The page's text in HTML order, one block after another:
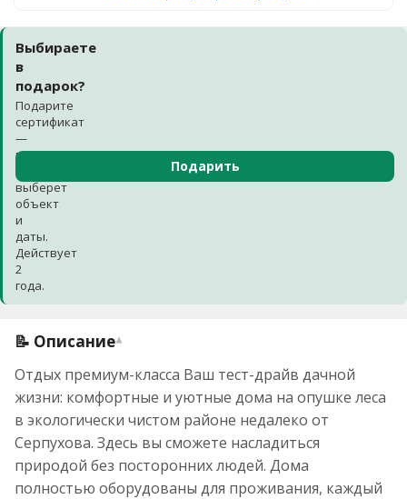
Выбираете
в
подарок?
Подарите
сертификат
—
получатель
выберет
объект
и
даты.
Действует
2
года.
Подарить
📝 Описание▾
Отдых премиум-класса Ваш тест-драйв дачной
жизни: комфортные и уютные дома на опушке леса
в экологически чистом районе недалеко от
Серпухова. Здесь вы сможете насладиться
природой без посторонних людей. Дома
полностью оборудованы для проживания, каждый